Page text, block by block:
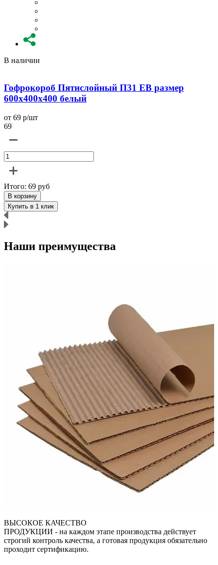
В наличии
Гофрокороб Пятислойный П31 EB размер
600x400x400 белый
от 69 р/шт
69
Итого: 69 руб
В корзину
Купить в 1 клик
Наши преимущества
ВЫСОКОЕ КАЧЕСТВО
ПРОДУКЦИИ - на каждом этапе производства действует
строгий контроль качества, а готовая продукция обязательно
проходит сертификацию.